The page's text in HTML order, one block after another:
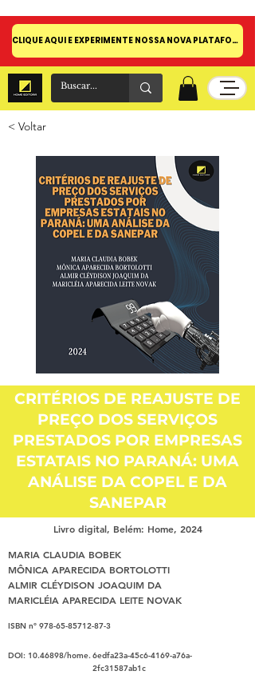
CLIQUE AQUI E EXPERIMENTE NOSSA NOVA PLATAFORMA!
< Voltar
CRITÉRIOS DE REAJUSTE DE
PREÇO DOS SERVIÇOS
PRESTADOS POR EMPRESAS
ESTATAIS NO PARANÁ: UMA
ANÁLISE DA COPEL E DA
SANEPAR
Livro digital, Belém: Home, 2024
MARIA CLAUDIA BOBEK
MÔNICA APARECIDA BORTOLOTTI
ALMIR CLÉYDISON JOAQUIM DA
MARICLÉIA APARECIDA LEITE NOVAK
ISBN nº 978-65-85712-87-3
DOI: 10.46898/home.6edfa23a-45c6-4169-a76a-
2fc31587ab1c